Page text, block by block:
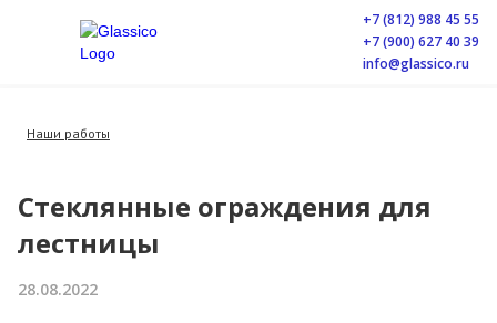
+7 (812) 988 45 55
+7 (900) 627 40 39
info@glassico.ru
Наши работы
Стеклянные ограждения для
лестницы
28.08.2022